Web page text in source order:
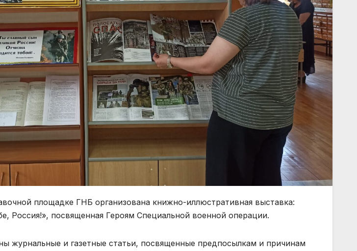
площадке ГНБ организована книжно-иллюстративная выставка:
Россия!», посвященная Героям Специальной военной операции.
журнальные и газетные статьи, посвященные предпосылкам и причинам